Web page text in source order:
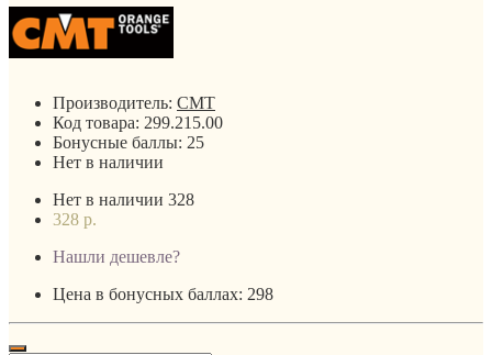
Производитель: CMT
Код товара: 299.215.00
Бонусные баллы: 25
Нет в наличии
Нет в наличии 328
328 р.
Нашли дешевле?
Цена в бонусных баллах: 298